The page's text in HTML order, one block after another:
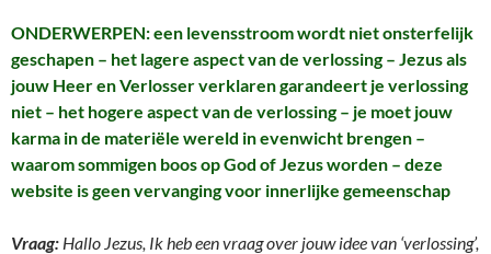
ONDERWERPEN: een levensstroom wordt niet onsterfelijk
geschapen – het lagere aspect van de verlossing – Jezus als
jouw Heer en Verlosser verklaren garandeert je verlossing
niet – het hogere aspect van de verlossing – je moet jouw
karma in de materiële wereld in evenwicht brengen –
waarom sommigen boos op God of Jezus worden – deze
website is geen vervanging voor innerlijke gemeenschap
Vraag: Hallo Jezus, Ik heb een vraag over jouw idee van ‘verlossing’,